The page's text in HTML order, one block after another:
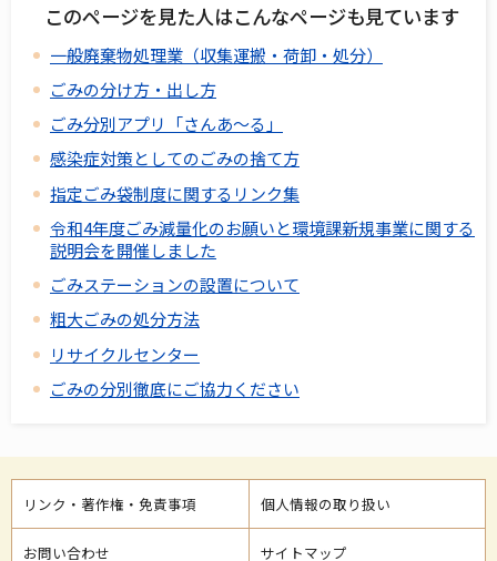
このページを見た人はこんなページも見ています
一般廃棄物処理業（収集運搬・荷卸・処分）
ごみの分け方・出し方
ごみ分別アプリ「さんあ～る」
感染症対策としてのごみの捨て方
指定ごみ袋制度に関するリンク集
令和4年度ごみ減量化のお願いと環境課新規事業に関する
説明会を開催しました
ごみステーションの設置について
粗大ごみの処分方法
リサイクルセンター
ごみの分別徹底にご協力ください
リンク・著作権・免責事項 個人情報の取り扱い
お問い合わせ サイトマップ